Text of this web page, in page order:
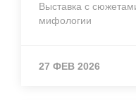
Выставка с
мифологии
27 ФЕВ 2026